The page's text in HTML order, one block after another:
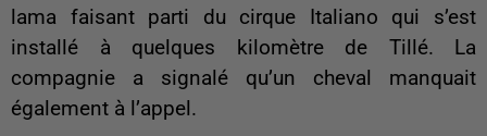
lama faisant parti du cirque Italiano qui s’est
installé à quelques kilomètre de Tillé. La
compagnie a signalé qu’un cheval manquait
également à l’appel.